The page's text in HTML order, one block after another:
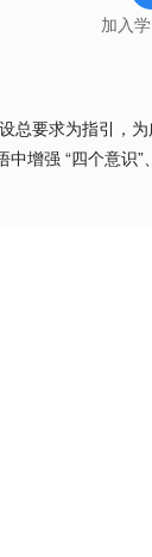
加入
总要求为指引，
强 “四个意识”